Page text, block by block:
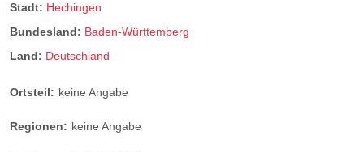
Stadt: Hechingen
Bundesland: Baden-Württemberg
Land: Deutschland
Ortsteil: keine Angabe
Regionen: keine Angabe